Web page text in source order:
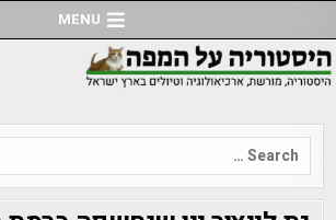
to
content
MENU
Search
for: